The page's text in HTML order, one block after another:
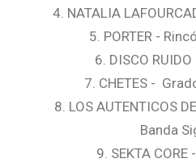
4. NATALIA
5. PORTER -
6. DISCO
7. CHETES -
8. LOS AUTENTICOS
Banda
9. SEKTA CORE